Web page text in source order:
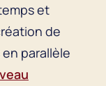
et
de
parallèle